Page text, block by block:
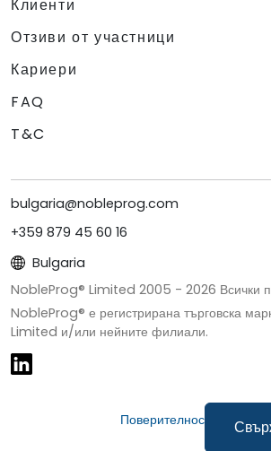
Клиенти
Отзиви от участници
Кариери
FAQ
T&C
bulgaria@nobleprog.com
+359 879 45 60 16
Bulgaria
NobleProg® Limited 2005 - 2026 Всички
NobleProg® е регистрирана търговска
Limited и/или нейните филиали.
Поверителност и